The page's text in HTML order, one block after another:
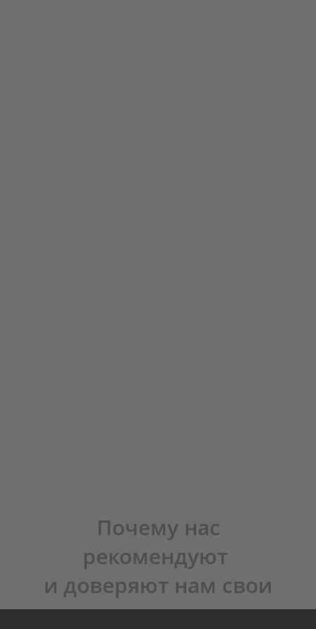
Почему нас
рекомендуют
и доверяют нам свои
проекты